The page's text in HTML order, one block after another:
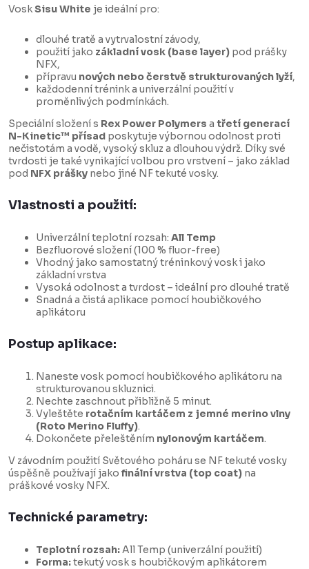
VoskSisu White je ideální pro:
dlouhé tratě a vytrvalostní závody,
použití jako základní vosk (base layer) pod prášky
NFX,
přípravu nových nebo čerstvě strukturovaných lyží,
každodenní trénink a univerzální použití v
proměnlivých podmínkách.
Speciální složení s Rex Power Polymers a třetí generací
N-Kinetic™ přísad poskytuje výbornou odolnost proti
nečistotám a vodě, vysoký skluz a dlouhou výdrž. Díky své
tvrdosti je také vynikající volbou pro vrstvení – jako základ
pod NFX prášky nebo jiné NF tekuté vosky.
Vlastnosti a použití:
Univerzální teplotní rozsah: All Temp
Bezfluorové složení (100 % fluor-free)
Vhodný jako samostatný tréninkový vosk i jako
základní vrstva
Vysoká odolnost a tvrdost – ideální pro dlouhé tratě
Snadná a čistá aplikace pomocí houbičkového
aplikátoru
Postup aplikace:
Naneste vosk pomocí houbičkového aplikátoru na
strukturovanou skluznici.
Nechte zaschnout přibližně 5 minut.
Vyleštěte rotačním kartáčem z jemné merino vlny
(Roto Merino Fluffy).
Dokončete přeleštěním nylonovým kartáčem.
V závodním použití Světového poháru se NF tekuté vosky
úspěšně používají jako finální vrstva (top coat) na
práškové vosky NFX.
Technické parametry:
Teplotní rozsah:All Temp (univerzální použití)
Forma:tekutý vosk s houbičkovým aplikátorem